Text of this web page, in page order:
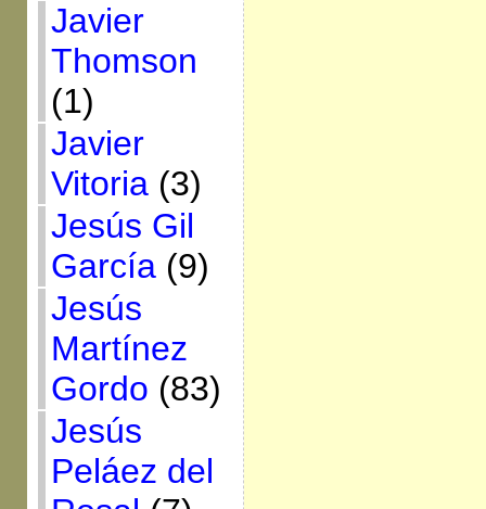
Javier
Thomson
(1)
Javier
Vitoria(3)
Jesús Gil
García(9)
Jesús
Martínez
Gordo (83)
Jesús
Peláez del